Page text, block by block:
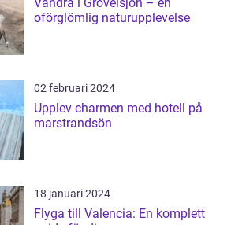
oförglömlig naturupplevelse
02 februari 2024
Upplev charmen med hotell på
marstrandsön
18 januari 2024
Flyga till Valencia: En komplett